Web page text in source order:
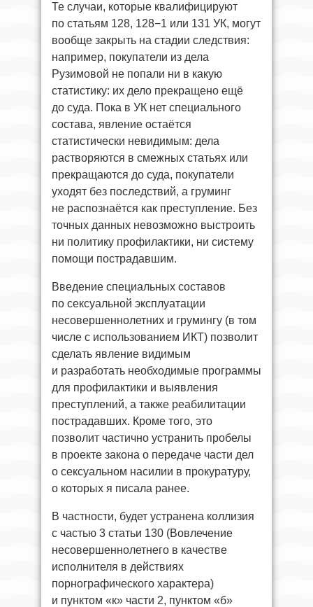
Те случаи, которые квалифицируют
по статьям 128, 128−1 или 131 УК, могут
вообще закрыть на стадии следствия:
например, покупатели из дела
Рузимовой не попали ни в какую
статистику: их дело прекращено ещё
до суда. Пока в УК нет специального
состава, явление остаётся
статистически невидимым: дела
растворяются в смежных статьях или
прекращаются до суда, покупатели
уходят без последствий, а груминг
не распознаётся как преступление. Без
точных данных невозможно выстроить
ни политику профилактики, ни систему
помощи пострадавшим.
Введение специальных составов
по сексуальной эксплуатации
несовершеннолетних и грумингу (в том
числе с использованием ИКТ) позволит
сделать явление видимым
и разработать необходимые программы
для профилактики и выявления
преступлений, а также реабилитации
пострадавших. Кроме того, это
позволит частично устранить пробелы
в проекте закона о передаче части дел
о сексуальном насилии в прокуратуру,
о которых я писала ранее.
В частности, будет устранена коллизия
с частью 3 статьи 130 (Вовлечение
несовершеннолетнего в качестве
исполнителя в действиях
порнографического характера)
и пунктом «к» части 2, пунктом «б»